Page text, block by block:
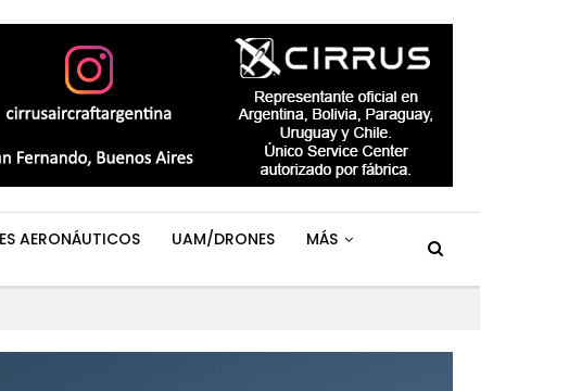
AERONÁUTICOS UAM/DRONES MÁS